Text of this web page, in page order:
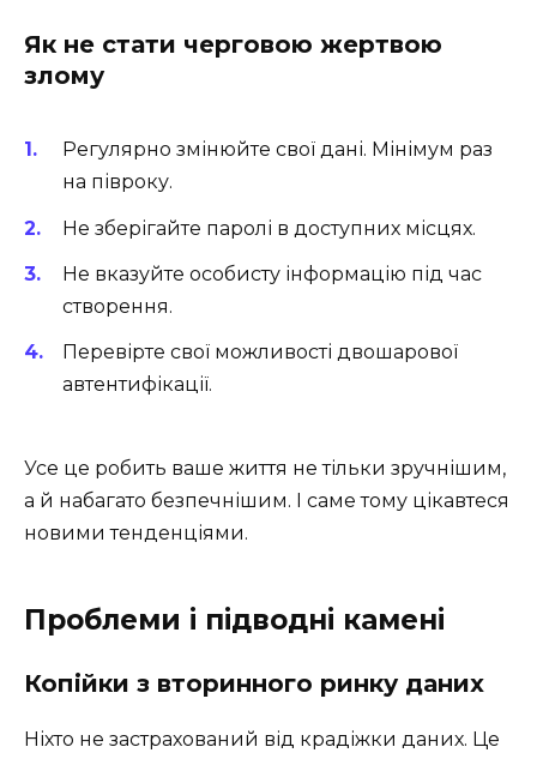
Як не стати черговою жертвою
злому
Регулярно змінюйте свої дані. Мінімум раз
на півроку.
Не зберігайте паролі в доступних місцях.
Не вказуйте особисту інформацію під час
створення.
Перевірте свої можливості двошарової
автентифікації.
Усе це робить ваше життя не тільки зручнішим,
а й набагато безпечнішим. І саме тому цікавтеся
новими тенденціями.
Проблеми і підводні камені
Копійки з вторинного ринку даних
Ніхто не застрахований від крадіжки даних. Це